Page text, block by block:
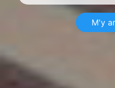
M'y